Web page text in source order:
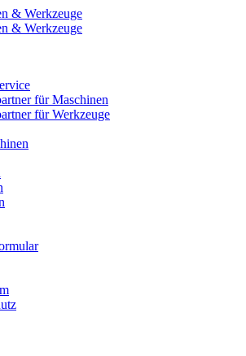
für Maschinen
für Werkzeuge